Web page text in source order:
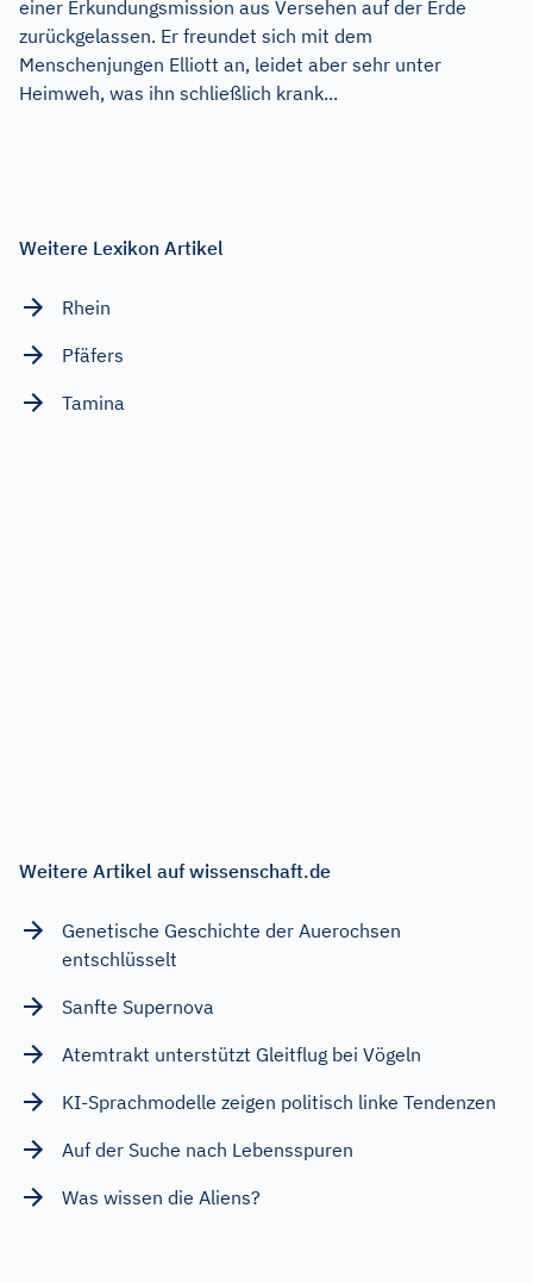
einer Erkundungsmission aus Versehen auf der Erde
zurückgelassen. Er freundet sich mit dem
Menschenjungen Elliott an, leidet aber sehr unter
Heimweh, was ihn schließlich krank...
Weitere Lexikon Artikel
Rhein
Pfäfers
Tamina
Weitere Artikel auf wissenschaft.de
Genetische Geschichte der Auerochsen
entschlüsselt
Sanfte Supernova
Atemtrakt unterstützt Gleitflug bei Vögeln
KI-Sprachmodelle zeigen politisch linke Tendenzen
Auf der Suche nach Lebensspuren
Was wissen die Aliens?